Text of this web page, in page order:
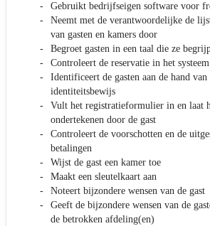
Gebruikt bedrijfseigen software voor
Neemt met de verantwoordelijke de
van gasten en kamers door
Begroet gasten in een taal die ze
Controleert de reservatie in het systeem
Identificeert de gasten aan de hand van
identiteitsbewijs
Vult het registratieformulier in en laat
ondertekenen door de gast
Controleert de voorschotten en de
betalingen
Wijst de gast een kamer toe
Maakt een sleutelkaart aan
Noteert bijzondere wensen van de gast
Geeft de bijzondere wensen van de
de betrokken afdeling(en)